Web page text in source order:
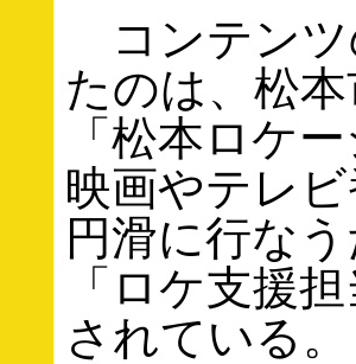
コンテンツ
たのは、松
「松本ロケ
映画やテレ
円滑に行な
「ロケ支援
されている。